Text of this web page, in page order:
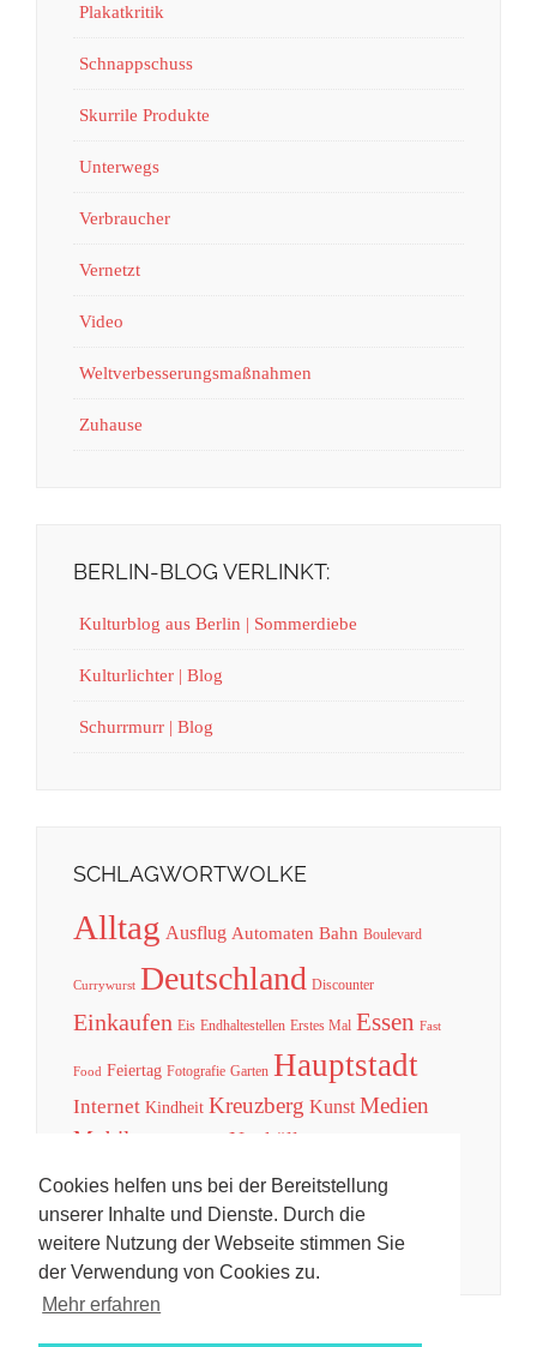
Cookies helfen uns bei der Bereitstellung
unserer Inhalte und Dienste. Durch die
weitere Nutzung der Webseite stimmen Sie
der Verwendung von Cookies zu.
Mehr erfahren
Plakatkritik
Schnappschuss
Skurrile Produkte
Unterwegs
Verbraucher
Vernetzt
Video
Weltverbesserungsmaßnahmen
Zuhause
BERLIN-BLOG VERLINKT:
Kulturblog aus Berlin | Sommerdiebe
Kulturlichter | Blog
Schurrmurr | Blog
SCHLAGWORTWOLKE
Alltag Ausflug Automaten Bahn Boulevard
Currywurst Deutschland Discounter
Einkaufen Eis Endhaltestellen Erstes Mal Essen Fast
Food Feiertag Fotografie Garten Hauptstadt
Internet Kindheit Kreuzberg Kunst Medien
Mobil
Neukölln
Presse Rabatt Reise Spiele Sport Street Art
Telefon Tradition Tricks Unterhaltung
Urheberrecht Verkehr Welt Werbung